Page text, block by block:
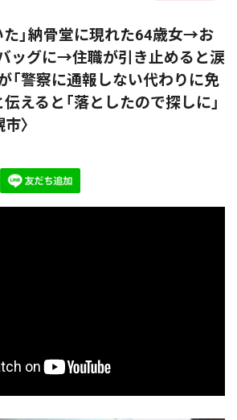
た」納骨堂に現れた64歳女→お
ッグに→住職が引き止めると涙
「警察に通報しない代わりに免
えると「落としたので探しに」
〉